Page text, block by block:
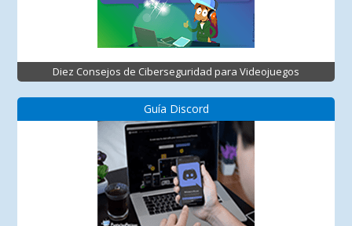
Diez Consejos de Ciberseguridad para Videojuegos
Guía Discord